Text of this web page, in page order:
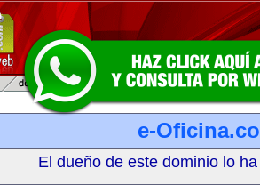
e-
El dueño de este dominio lo